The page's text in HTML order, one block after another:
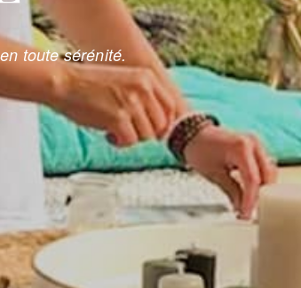
toute sérénité.